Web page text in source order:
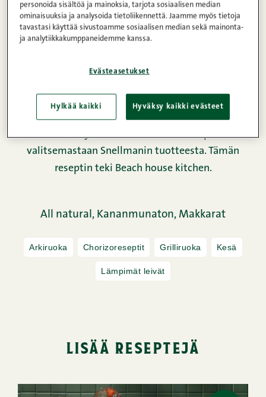
Ohje
Tämä resepti oli mukana reseptikilpailussa, jossa
haastoimme 9 ruokabloggaajaa kehittämään
oman, täysin lisäaineettoman reseptin
valitsemastaan Snellmanin tuotteesta. Tämän
reseptin teki Beach house kitchen.
All natural, Kananmunaton, Makkarat
Arkiruoka Chorizoreseptit Grilliruoka Kesä
Lämpimät leivät
lisää reseptejä
personoida sisältöä ja mainoksia, tarjota sosiaalisen median
ominaisuuksia ja analysoida tietoliikennettä. Jaamme myös tietoja
tavastasi käyttää sivustoamme sosiaalisen median sekä mainonta-
ja analytiikkakumppaneidemme kanssa.
Evästeasetukset
Hylkää kaikki Hyväksy kaikki evästeet